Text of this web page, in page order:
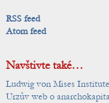
RSS feed
Atom feed
Navštivte také…
Ludwig von Mises Institute
Urzův web o